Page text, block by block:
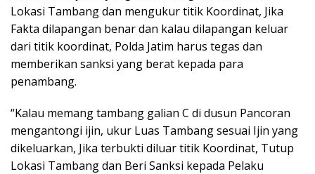
Lokasi Tambang dan mengukur titik Koordinat, Jika
Fakta dilapangan benar dan kalau dilapangan keluar
dari titik koordinat, Polda Jatim harus tegas dan
memberikan sanksi yang berat kepada para
penambang.
“Kalau memang tambang galian C di dusun Pancoran
mengantongi ijin, ukur Luas Tambang sesuai Ijin yang
dikeluarkan, Jika terbukti diluar titik Koordinat, Tutup
Lokasi Tambang dan Beri Sanksi kepada Pelaku